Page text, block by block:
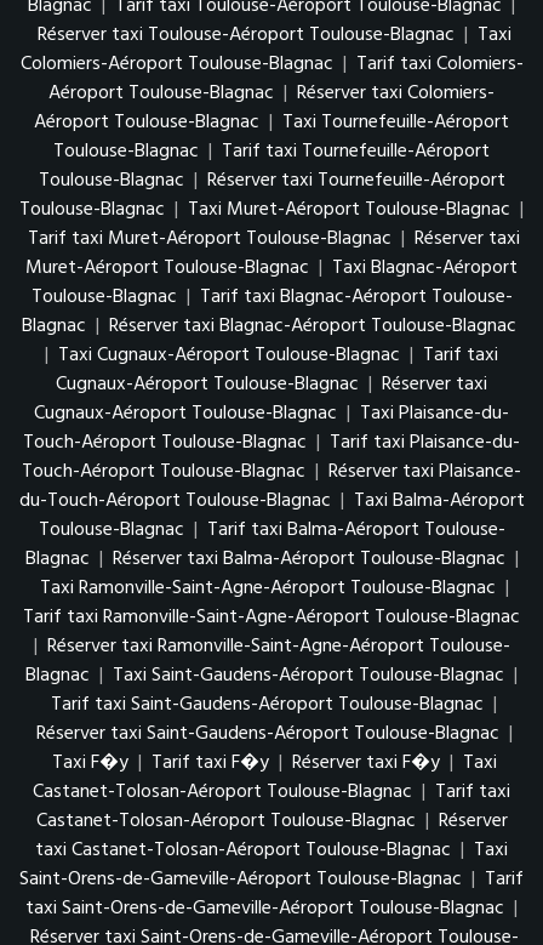
Réserver taxi Toulouse-Aéroport Toulouse-Blagnac | Taxi
Colomiers-Aéroport Toulouse-Blagnac | Tarif taxi Colomiers-
Aéroport Toulouse-Blagnac | Réserver taxi Colomiers-
Aéroport Toulouse-Blagnac | Taxi Tournefeuille-Aéroport
Toulouse-Blagnac | Tarif taxi Tournefeuille-Aéroport
Toulouse-Blagnac | Réserver taxi Tournefeuille-Aéroport
Toulouse-Blagnac | Taxi Muret-Aéroport Toulouse-Blagnac |
Tarif taxi Muret-Aéroport Toulouse-Blagnac | Réserver taxi
Muret-Aéroport Toulouse-Blagnac | Taxi Blagnac-Aéroport
Toulouse-Blagnac | Tarif taxi Blagnac-Aéroport Toulouse-
Blagnac | Réserver taxi Blagnac-Aéroport Toulouse-Blagnac
| Taxi Cugnaux-Aéroport Toulouse-Blagnac | Tarif taxi
Cugnaux-Aéroport Toulouse-Blagnac | Réserver taxi
Cugnaux-Aéroport Toulouse-Blagnac | Taxi Plaisance-du-
Touch-Aéroport Toulouse-Blagnac | Tarif taxi Plaisance-du-
Touch-Aéroport Toulouse-Blagnac | Réserver taxi Plaisance-
du-Touch-Aéroport Toulouse-Blagnac | Taxi Balma-Aéroport
Toulouse-Blagnac | Tarif taxi Balma-Aéroport Toulouse-
Blagnac | Réserver taxi Balma-Aéroport Toulouse-Blagnac |
Taxi Ramonville-Saint-Agne-Aéroport Toulouse-Blagnac |
Tarif taxi Ramonville-Saint-Agne-Aéroport Toulouse-Blagnac
| Réserver taxi Ramonville-Saint-Agne-Aéroport Toulouse-
Blagnac | Taxi Saint-Gaudens-Aéroport Toulouse-Blagnac |
Tarif taxi Saint-Gaudens-Aéroport Toulouse-Blagnac |
Réserver taxi Saint-Gaudens-Aéroport Toulouse-Blagnac |
Taxi F�y | Tarif taxi F�y | Réserver taxi F�y | Taxi
Castanet-Tolosan-Aéroport Toulouse-Blagnac | Tarif taxi
Castanet-Tolosan-Aéroport Toulouse-Blagnac | Réserver
taxi Castanet-Tolosan-Aéroport Toulouse-Blagnac | Taxi
Saint-Orens-de-Gameville-Aéroport Toulouse-Blagnac | Tarif
taxi Saint-Orens-de-Gameville-Aéroport Toulouse-Blagnac |
Réserver taxi Saint-Orens-de-Gameville-Aéroport Toulouse-